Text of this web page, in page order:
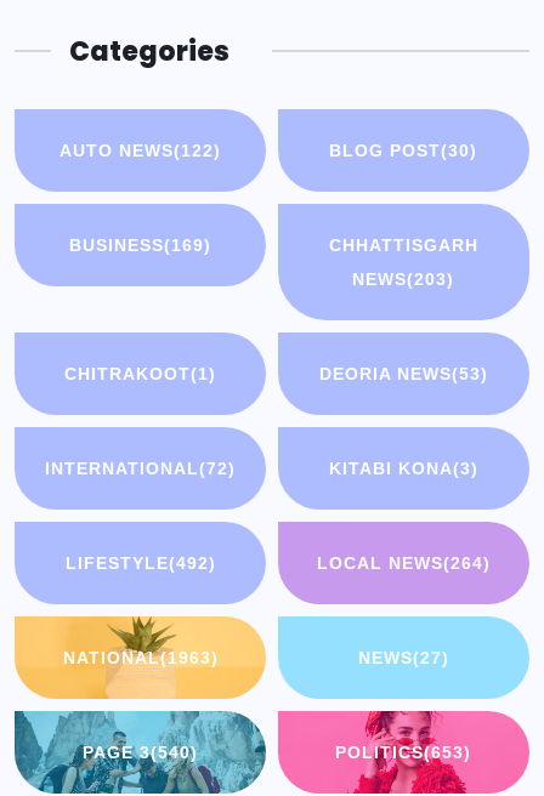
Categories
AUTO NEWS(122) BLOG POST(30)
BUSINESS(169)
CHHATTISGARH
NEWS(203)
CHITRAKOOT(1) DEORIA NEWS(53)
INTERNATIONAL(72) KITABI KONA(3)
LIFESTYLE(492) LOCAL NEWS(264)
NATIONAL(1963) NEWS(27)
PAGE 3(540) POLITICS(653)